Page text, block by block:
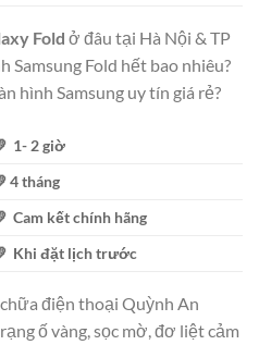
Fold ở đâu tại Hà Nội & TP
Samsung Fold hết bao nhiêu?
hình Samsung uy tín giá rẻ?
1- 2 giờ
4 tháng
Cam kết chính hãng
Khi đặt lịch trước
điện thoại Quỳnh An
ố vàng, sọc mờ, đơ liệt cảm